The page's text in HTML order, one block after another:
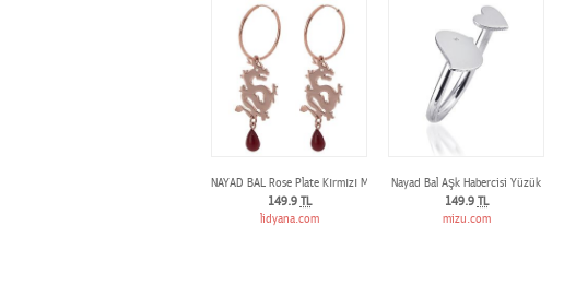
NAYAD BAL Rose Plate Kırmızı Majorca Küpe
149.9 TL
lidyana.com
Nayad Bal Aşk Habercisi Yüzük
149.9 TL
mizu.com